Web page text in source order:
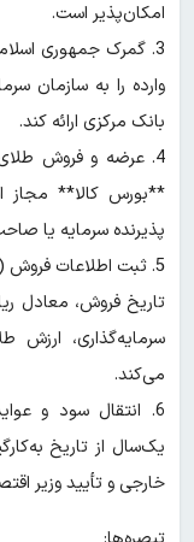
امکان‌پذیر است.
3. گمرک جمهوری
وارده را به سازمان
بانک مرکزی ارائه کند.
4. عرضه و فروش
**بورس کالا** مجاز
پذیرنده سرمایه یا
5. ثبت اطلاعات فروش
تاریخ فروش، معادل
سرمایه‌گذاری، ارزش
می‌کند.
6. انتقال سود و
یک‌سال از تاریخ
خارجی و تأیید وزیر اقتصاد، طبق